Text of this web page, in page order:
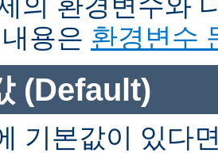
용은 환경변수
(Default)
기본값이 있다